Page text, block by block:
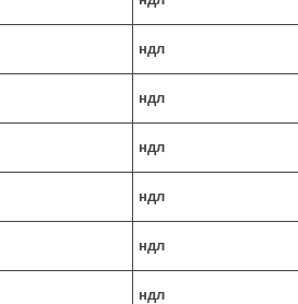
ндл
ндл
ндл
ндл
ндл
ндл